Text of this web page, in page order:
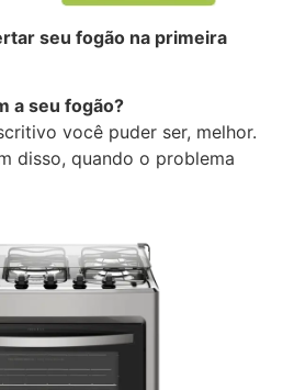
seu fogão na primeira
a seu fogão?
você puder ser, melhor.
disso, quando o problema